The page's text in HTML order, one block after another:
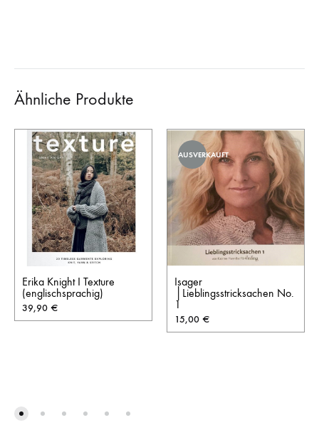
Ähnliche Produkte
Erika Knight I Texture
(englischsprachig)
39,90 €
AUSVERKAUFT
Isager
│Lieblingsstricksachen No.
1
15,00 €